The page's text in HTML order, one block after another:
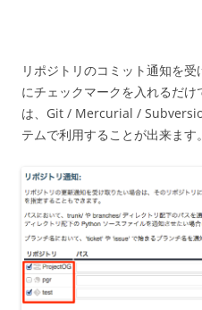
リポジトリのコミット通知を
にチェックマークを入れるだ
は、Git / Mercurial /
テムで利用することが出来ます。